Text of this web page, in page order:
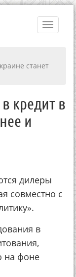
Toggle
станет
кредит в
и
дилеры
совместно с
в
на фоне